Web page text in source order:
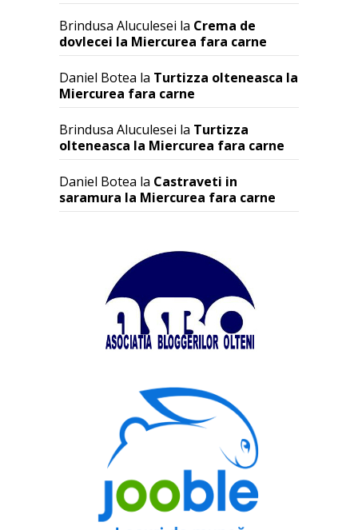
Brindusa Aluculesei la Crema de
dovlecei la Miercurea fara carne
Daniel Botea la Turtizza olteneasca la
Miercurea fara carne
Brindusa Aluculesei la Turtizza
olteneasca la Miercurea fara carne
Daniel Botea la Castraveti in
saramura la Miercurea fara carne